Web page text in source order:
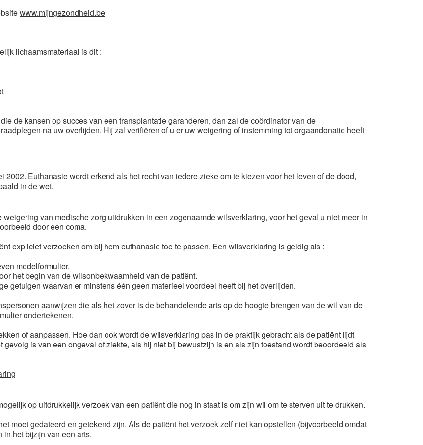
www.mijngezondheid.be
lichaamsmateriaal is dit :
de kansen op succes van een transplantatie garanderen, dan zal de coördinator van de
na uw overlijden. Hij zal verifiëren of u er uw weigering of instemming tot orgaandonatie heeft
Euthanasie wordt erkend als het recht van iedere zieke om te kiezen voor het leven of de dood,
in de wet.
van medische zorg uitdrukken in een zogenaamde wilsverklaring, voor het geval u niet meer in
door een coma.
expliciet verzoeken om bij hem euthanasie toe te passen. Een wilsverklaring is geldig als :
modelformulier.
het begin van de wilsonbekwaamheid van de patiënt.
getuigen waarvan er minstens één geen materieel voordeel heeft bij het overlijden.
aanwijzen die als het zover is de behandelende arts op de hoogte brengen van de wil van de
ondertekenen.
of aanpassen. Hoe dan ook wordt de wilsverklaring pas in de praktijk gebracht als de patiënt lijdt
is van een ongeval of ziekte, als hij niet bij bewustzijn is en als zijn toestand wordt beoordeeld als
op uitdrukkelijk verzoek van een patiënt die nog in staat is om zijn wil om te sterven uit te drukken.
moet gedateerd en getekend zijn. Als de patiënt het verzoek zelf niet kan opstellen (bijvoorbeeld omdat
in het bijzijn van een arts.